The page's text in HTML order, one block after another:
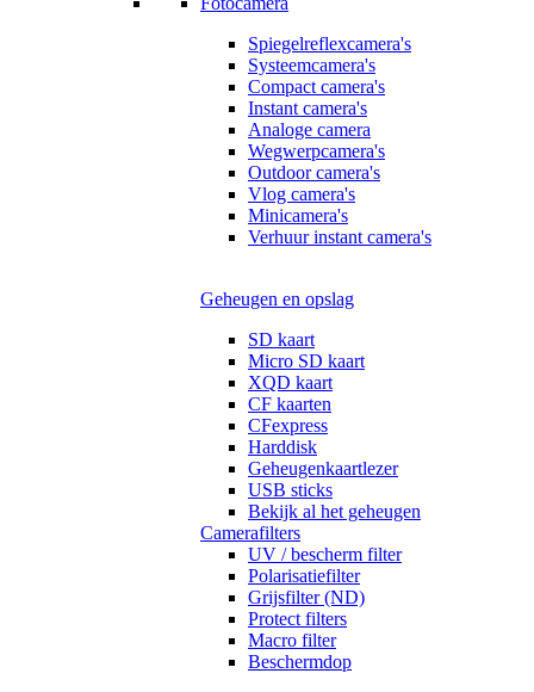
Spiegelreflexcamera's
Systeemcamera's
Compact camera's
Instant camera's
Analoge camera
Wegwerpcamera's
Outdoor camera's
Vlog camera's
Minicamera's
Verhuur instant camera's
Geheugen en opslag
SD kaart
Micro SD kaart
XQD kaart
CF kaarten
CFexpress
Harddisk
Geheugenkaartlezer
USB sticks
Bekijk al het geheugen
Camerafilters
UV / bescherm filter
Polarisatiefilter
Grijsfilter (ND)
Protect filters
Macro filter
Beschermdop